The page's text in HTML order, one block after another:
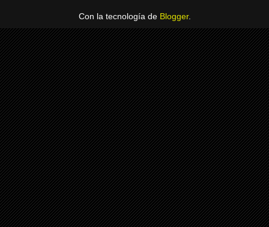
Con la tecnología de Blogger.